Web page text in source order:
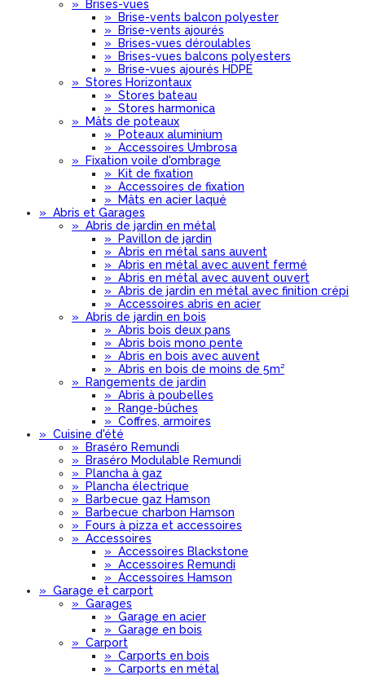
»
Brises-vues
»
Brise-vents balcon polyester
»
Brise-vents ajourés
»
Brises-vues déroulables
»
Brises-vues balcons polyesters
»
Brise-vues ajourés HDPE
» Stores Horizontaux
» Stores bateau
» Stores harmonica
»
Mâts de poteaux
»
Poteaux aluminium
» Accessoires Umbrosa
»
Fixation voile d'ombrage
»
Kit de fixation
» Accessoires de fixation
»
Mâts en acier laqué
» Abris et Garages
» Abris de jardin en métal
»
Pavillon de jardin
» Abris en métal sans auvent
» Abris en métal avec auvent fermé
» Abris en métal avec auvent ouvert
» Abris de jardin en métal avec finition crépi
» Accessoires abris en acier
» Abris de jardin en bois
» Abris bois deux pans
» Abris bois mono pente
» Abris en bois avec auvent
» Abris en bois de moins de 5m²
»
Rangements de jardin
» Abris à poubelles
»
Range-bûches
» Coffres, armoires
» Cuisine d'été
»
Braséro Remundi
»
Braséro Modulable Remundi
»
Plancha à gaz
»
Plancha électrique
»
Barbecue gaz Hamson
»
Barbecue charbon Hamson
»
Fours à pizza et accessoires
» Accessoires
» Accessoires Blackstone
» Accessoires Remundi
» Accessoires Hamson
» Garage et carport
» Garages
» Garage en acier
» Garage en bois
» Carport
» Carports en bois
» Carports en métal